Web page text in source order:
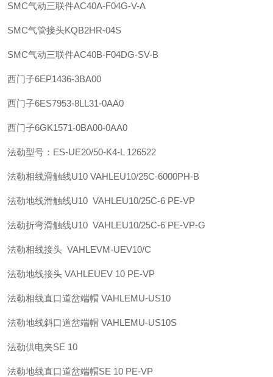
SMC气动三联件AC40A-F04G-V-A
SMC气管接头KQB2HR-04S
SMC气动三联件AC40B-F04DG-SV-B
西门子6EP1436-3BA00
西门子6ES7953-8LL31-0AA0
西门子6GK1571-0BA00-0AA0
法勒型号：ES-UE20/50-K4-L 126522
法勒相线滑触线U10 VAHLEU10/25C-6000PH-B
法勒地线滑触线U10 VAHLEU10/25C-6 PE-VP
法勒折弯滑触线U10 VAHLEU10/25C-6 PE-VP-G
法勒相线接头 VAHLEVM-UEV10/C
法勒地线接头 VAHLEUEV 10 PE-VP
法勒相线直口道岔端帽 VAHLEMU-US10
法勒地线斜口道岔端帽 VAHLEMU-US10S
法勒供电夹SE 10
法勒地线直口道岔端帽SE 10 PE-VP